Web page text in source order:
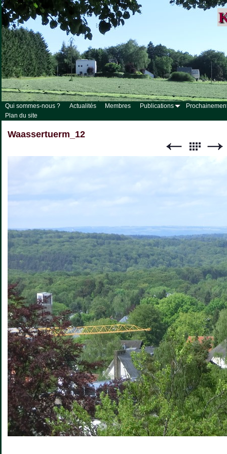
Qui sommes-nous ? Actualités Membres Publications
Plan du site
Waassertuerm_12